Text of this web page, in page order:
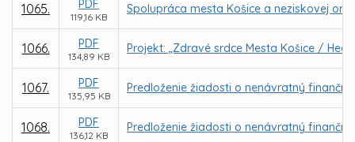
1065. PDF
119,16 KB
Spolupráca mesta Košice a neziskovej
1066. PDF
134,89 KB
Projekt: „Zdravé srdce Mesta Košice /
1067. PDF
135,95 KB
Predloženie žiadosti o nenávratný
1068. PDF
136,12 KB
Predloženie žiadosti o nenávratný